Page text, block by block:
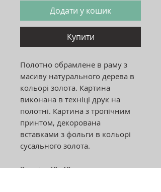
Додати у кошик
Купити
Полотно обрамлене в раму з
масиву натурального дерева в
кольорі золота. Картина
виконана в техніці друк на
полотні. Картина з тропічним
принтом, декорована
вставками з фольги в кольорі
сусального золота.
Розмір: 40х40 см